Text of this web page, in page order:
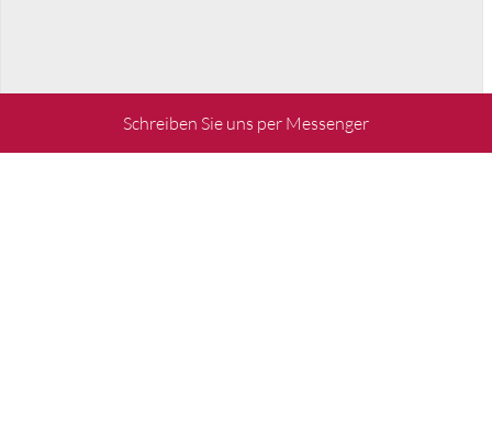
Schreiben Sie uns per Messenger